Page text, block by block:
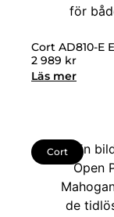
Cort AD810-E
2 989 kr
Läs mer
Cort